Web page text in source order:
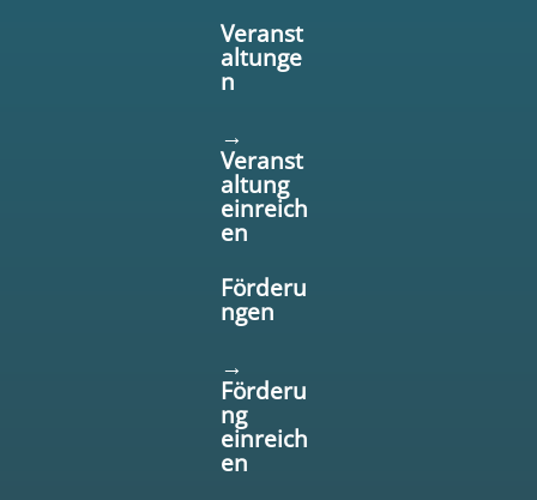
Veranst
altunge
n
→
Veranst
altung
einreich
en
Förderu
ngen
→
Förderu
ng
einreich
en